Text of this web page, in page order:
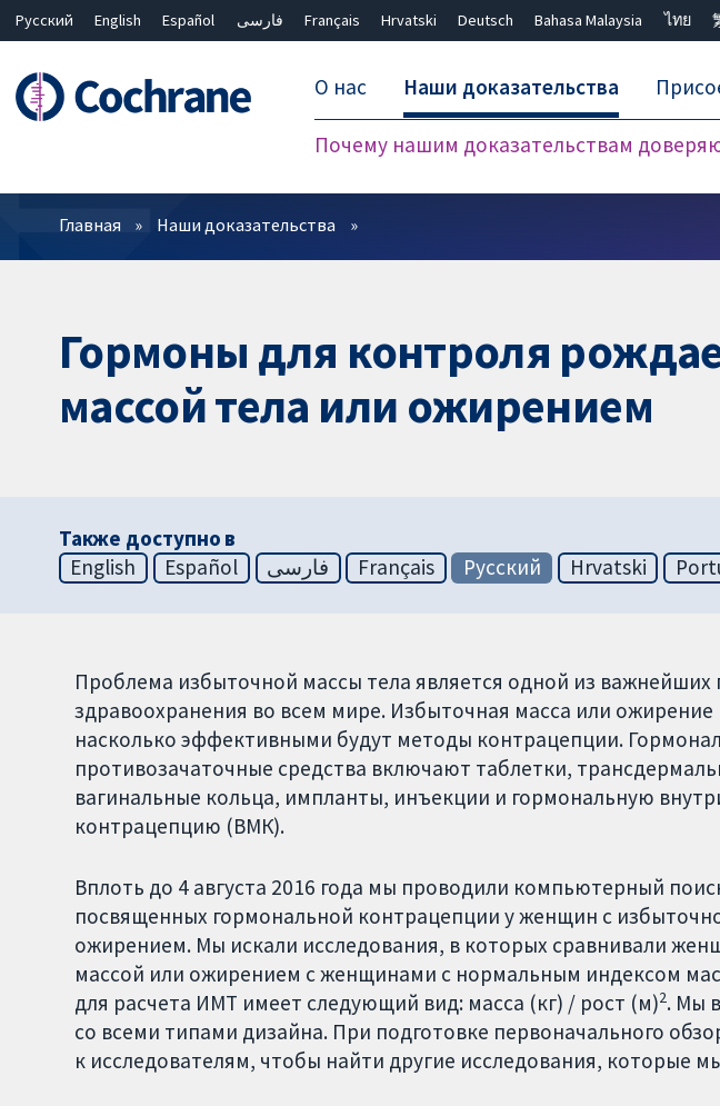
Русский English Español فارسی Français Hrvatski Deutsch Bahasa Malaysia ไทย
О нас Наши доказательства
Почему нашим доказательствам
Фильтры
Главная Наши доказательства
Гормоны для контроля
массой тела или ожирением
Также доступно в
English
Español فارسی Français Русский Hrvatski
Проблема избыточной массы тела является одной из важнейших
здравоохранения во всем мире. Избыточная масса или ожирение
насколько эффективными будут методы контрацепции.
противозачаточные средства включают таблетки,
вагинальные кольца, импланты, инъекции и гормональную
контрацепцию (ВМК).
Вплоть до 4 августа 2016 года мы проводили компьютерный
посвященных гормональной контрацепции у женщин с
ожирением. Мы искали исследования, в которых сравнивали
массой или ожирением с женщинами с нормальным индексом
для расчета ИМТ имеет следующий вид: масса (кг) / рост (м)2. Мы
со всеми типами дизайна. При подготовке первоначального
к исследователям, чтобы найти другие исследования, которые